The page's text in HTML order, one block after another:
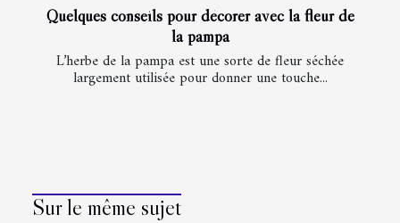
Quelques conseils pour décorer avec la fleur de
la pampa
L’herbe de la pampa est une sorte de fleur séchée
largement utilisée pour donner une touche...
Sur le même sujet